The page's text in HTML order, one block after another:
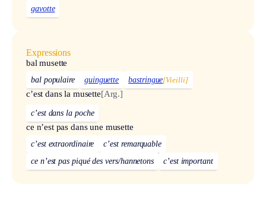
gavotte
Expressions
bal musette
bal populaire guinguette bastringue[Vieilli]
c’est dans la musette[Arg.]
c’est dans la poche
ce n’est pas dans une musette
c’est extraordinaire
c’est remarquable
ce n’est pas piqué des vers/hannetons
c’est important